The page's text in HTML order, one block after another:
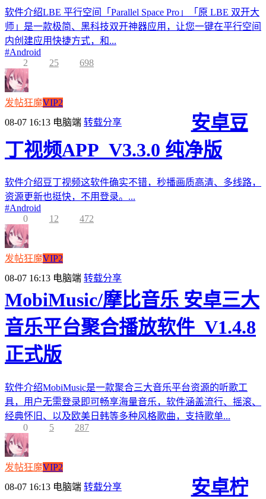
软件介绍LBE 平行空间「Parallel Space Pro」「原 LBE 双开大
师」是一款极简、黑科技双开神器应用，让您一键在平行空间
内创建应用快捷方式，和...
#Android
2
25 698
发帖狂魔VIP2
08-07 16:13 电脑端 转载分享
安卓豆
丁视频APP_V3.3.0 纯净版
软件介绍豆丁视频这软件确实不错，秒播画质高清、多线路，
资源更新也挺快，不用登录。...
#Android
0
12 472
发帖狂魔VIP2
08-07 16:13 电脑端 转载分享
MobiMusic/摩比音乐 安卓三大
音乐平台聚合播放软件_V1.4.8
正式版
软件介绍MobiMusic是一款聚合三大音乐平台资源的听歌工
具，用户无需登录即可畅享海量音乐，软件涵盖流行、摇滚、
经典怀旧、以及欧美日韩等多种风格歌曲，支持歌单...
0
5 287
发帖狂魔VIP2
08-07 16:13 电脑端 转载分享
安卓柠